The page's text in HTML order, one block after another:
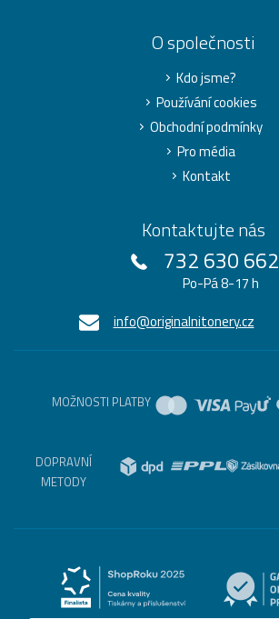
O společnosti
Kdo jsme?
Používání cookies
Obchodní podmínky
Pro média
Kontakt
Kontaktujte nás
732 630 662
Po-Pá 8-17 h
info@originalnitonery.cz
MOŽNOSTI PLATBY
DOPRAVNÍ
METODY